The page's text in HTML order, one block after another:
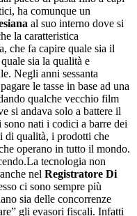
ha comunque un
al suo interno dove si
la caratteristica
che fa capire quale sia il
sia la qualità e
Negli anni sessanta
le tasse in base ad una
qualche vecchio film
si andava solo a battere il
nati i codici a barre dei
di qualità, i prodotti che
operano in tutto il mondo.
tecnologia non
nel Registratore Di
ci sono sempre più
sia delle concorrenze
gli evasori fiscali. Infatti